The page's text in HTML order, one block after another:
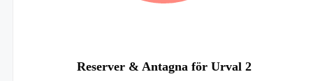
Reserver & Antagna för Urval 2